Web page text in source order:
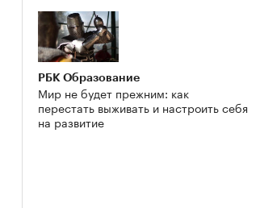
РБК Образование
Мир не будет прежним: как
перестать выживать и настроить себя
на развитие